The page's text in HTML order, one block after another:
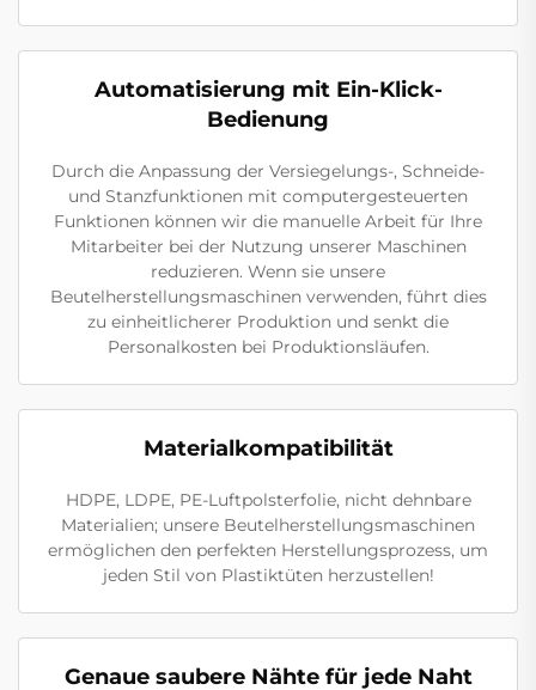
Automatisierung mit Ein-Klick-
Bedienung
Durch die Anpassung der Versiegelungs-, Schneide-
und Stanzfunktionen mit computergesteuerten
Funktionen können wir die manuelle Arbeit für Ihre
Mitarbeiter bei der Nutzung unserer Maschinen
reduzieren. Wenn sie unsere
Beutelherstellungsmaschinen verwenden, führt dies
zu einheitlicherer Produktion und senkt die
Personalkosten bei Produktionsläufen.
Materialkompatibilität
HDPE, LDPE, PE-Luftpolsterfolie, nicht dehnbare
Materialien; unsere Beutelherstellungsmaschinen
ermöglichen den perfekten Herstellungsprozess, um
jeden Stil von Plastiktüten herzustellen!
Genaue saubere Nähte für jede Naht